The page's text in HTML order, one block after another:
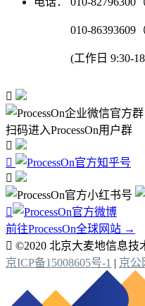
010-86393609
(工作日 9:30-

扫码进入ProcessOn用户群




前往ProcessOn全球网站 →
 ©2020 北京大麦地信息技
京ICP备15008605号-1 | 京公